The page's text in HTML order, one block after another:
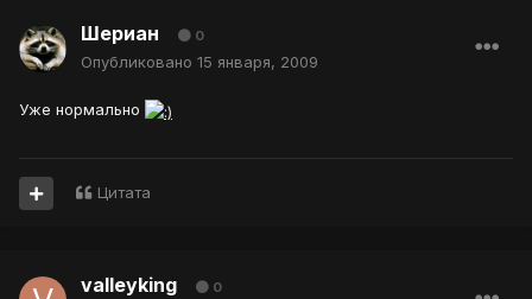
Шериан 0
Опубликовано 15 января, 2009
Уже нормально
Цитата
valleyking 0